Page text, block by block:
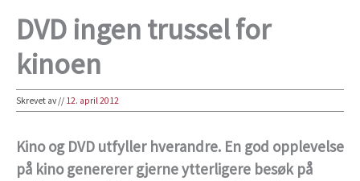
DVD ingen trussel for
kinoen
Skrevet av// 12. april 2012
Kino og DVD utfyller hverandre. En god opplevelse
på kino genererer gjerne ytterligere besøk på